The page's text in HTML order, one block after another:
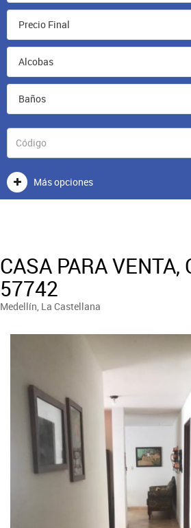
Más opciones
CASA PARA VENTA,
57742
Medellín, La Castellana